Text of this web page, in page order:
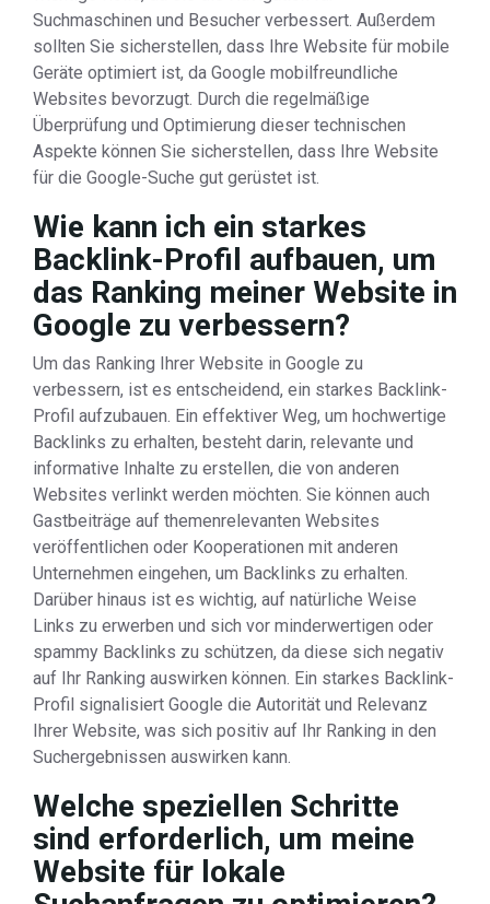
Suchmaschinen und Besucher verbessert. Außerdem
sollten Sie sicherstellen, dass Ihre Website für mobile
Geräte optimiert ist, da Google mobilfreundliche
Websites bevorzugt. Durch die regelmäßige
Überprüfung und Optimierung dieser technischen
Aspekte können Sie sicherstellen, dass Ihre Website
für die Google-Suche gut gerüstet ist.
Wie kann ich ein starkes
Backlink-Profil aufbauen, um
das Ranking meiner Website in
Google zu verbessern?
Um das Ranking Ihrer Website in Google zu
verbessern, ist es entscheidend, ein starkes Backlink-
Profil aufzubauen. Ein effektiver Weg, um hochwertige
Backlinks zu erhalten, besteht darin, relevante und
informative Inhalte zu erstellen, die von anderen
Websites verlinkt werden möchten. Sie können auch
Gastbeiträge auf themenrelevanten Websites
veröffentlichen oder Kooperationen mit anderen
Unternehmen eingehen, um Backlinks zu erhalten.
Darüber hinaus ist es wichtig, auf natürliche Weise
Links zu erwerben und sich vor minderwertigen oder
spammy Backlinks zu schützen, da diese sich negativ
auf Ihr Ranking auswirken können. Ein starkes Backlink-
Profil signalisiert Google die Autorität und Relevanz
Ihrer Website, was sich positiv auf Ihr Ranking in den
Suchergebnissen auswirken kann.
Welche speziellen Schritte
sind erforderlich, um meine
Website für lokale